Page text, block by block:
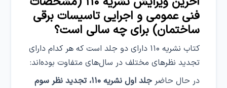
فنی عمومی و اجرایی تاسیسات برقی
ساختمان) برای چه سالی است؟
کتاب نشریه ۱۱۰ دارای دو جلد است که هر کدام دارای
تجدید نظر‌های مختلف در سال‌های متفاوت بوده‌اند:
در حال حاضرجلد اول نشریه ۱۱۰، تجدید نظر سوم